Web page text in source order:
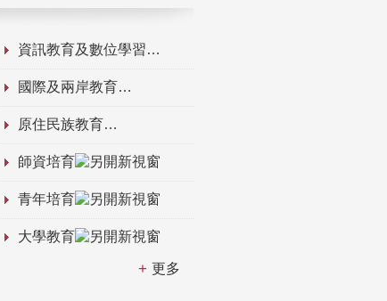
資訊教育及數位學習
國際及兩岸教育
原住民族教育
師資培育
青年培育
大學教育
更多